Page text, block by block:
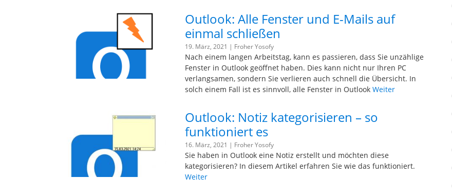
Outlook: Alle Fenster und E-Mails auf
einmal schließen
19. März, 2021 | Froher Yosofy
Nach einem langen Arbeitstag, kann es passieren, dass Sie unzählige
Fenster in Outlook geöffnet haben. Dies kann nicht nur Ihren PC
verlangsamen, sondern Sie verlieren auch schnell die Übersicht. In
solch einem Fall ist es sinnvoll, alle Fenster in OutlookWeiter
Outlook: Notiz kategorisieren – so
funktioniert es
16. März, 2021 | Froher Yosofy
Sie haben in Outlook eine Notiz erstellt und möchten diese
kategorisieren? In diesem Artikel erfahren Sie wie das funktioniert.
Weiter